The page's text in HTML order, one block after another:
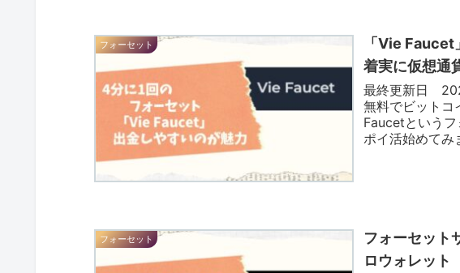
フォーセット
「Vie Faucet
着実に仮想通
最終更新日
無料でビットコ
Faucetという
ポイ活始めてみ
フォーセット
フォーセット
ロウォレッ